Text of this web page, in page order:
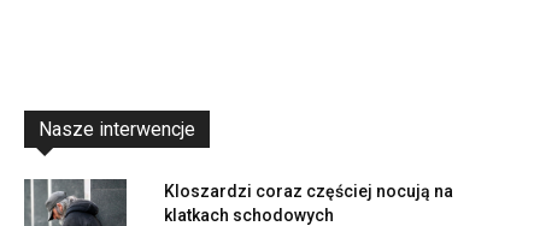
Nasze interwencje
Kloszardzi coraz częściej nocują na
klatkach schodowych